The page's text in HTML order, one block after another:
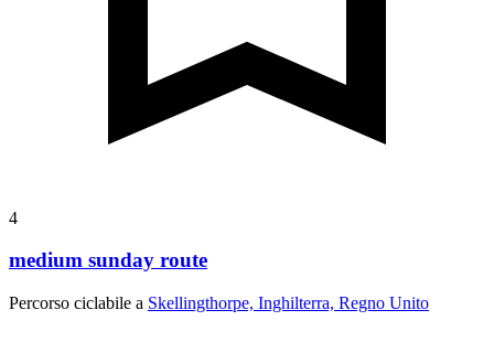
4
medium sunday route
Percorso ciclabile a Skellingthorpe, Inghilterra, Regno Unito